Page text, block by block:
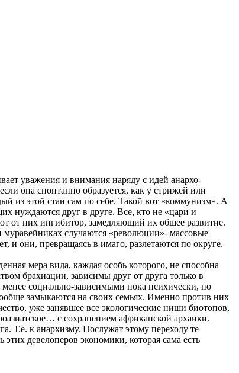
уважения и внимания наряду с идей анархо-
она спонтанно образуется, как у стрижей или
из этой стаи сам по себе. Такой вот «коммунизм». А
нуждаются друг в друге. Все, кто не «цари и
от них ингибитор, замедляющий их общее развитие.
случаются «революции»- массовые
и они, превращаясь в имаго, разлетаются по округе.
мера вида, каждая особь которого, не способна
брахиации, зависимы друг от друга только в
социально-зависимыми пока психически, но
замыкаются на своих семьях. Именно против них
уже занявшее все экологические ниши биотопов,
с сохранением африканской архаики.
Т.е. к анархизму. Послужат этому переходу те
девелоперов экономики, которая сама есть